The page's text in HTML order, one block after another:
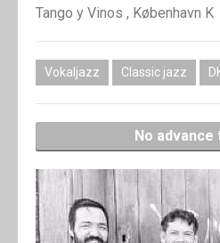
Tango y Vinos , København K
Vokaljazz Classic jazz
No